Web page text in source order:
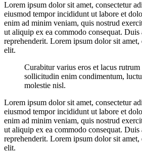
Lorem ipsum dolor sit amet, consectetur
eiusmod tempor incididunt ut labore et
enim ad minim veniam, quis nostrud
ut aliquip ex ea commodo consequat.
reprehenderit. Lorem ipsum dolor sit amet,
elit.
Curabitur varius eros et lacus
sollicitudin enim condimentum,
molestie nisl.
Lorem ipsum dolor sit amet, consectetur
eiusmod tempor incididunt ut labore et
enim ad minim veniam, quis nostrud
ut aliquip ex ea commodo consequat.
reprehenderit. Lorem ipsum dolor sit amet,
elit.